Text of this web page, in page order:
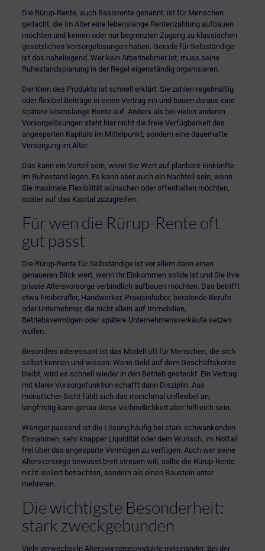
Die Rürup-Rente, auch Basisrente genannt, ist für Menschen
gedacht, die im Alter eine lebenslange Rentenzahlung aufbauen
möchten und keinen oder nur begrenzten Zugang zu klassischen
gesetzlichen Vorsorgelösungen haben. Gerade für Selbständige
ist das naheliegend. Wer kein Arbeitnehmer ist, muss seine
Ruhestandsplanung in der Regel eigenständig organisieren.
Der Kern des Produkts ist schnell erklärt: Sie zahlen regelmäßig
oder flexibel Beiträge in einen Vertrag ein und bauen daraus eine
spätere lebenslange Rente auf. Anders als bei vielen anderen
Vorsorgelösungen steht hier nicht die freie Verfügbarkeit des
angesparten Kapitals im Mittelpunkt, sondern eine dauerhafte
Versorgung im Alter.
Das kann ein Vorteil sein, wenn Sie Wert auf planbare Einkünfte
im Ruhestand legen. Es kann aber auch ein Nachteil sein, wenn
Sie maximale Flexibilität wünschen oder offenhalten möchten,
später auf das Kapital zuzugreifen.
Für wen die Rürup-Rente oft
gut passt
Die Rürup-Rente für Selbständige ist vor allem dann einen
genaueren Blick wert, wenn Ihr Einkommen solide ist und Sie Ihre
private Altersvorsorge verbindlich aufbauen möchten. Das betrifft
etwa Freiberufler, Handwerker, Praxisinhaber, beratende Berufe
oder Unternehmer, die nicht allein auf Immobilien,
Betriebsvermögen oder spätere Unternehmensverkäufe setzen
wollen.
Besonders interessant ist das Modell oft für Menschen, die sich
selbst kennen und wissen: Wenn Geld auf dem Geschäftskonto
bleibt, wird es schnell wieder in den Betrieb gesteckt. Ein Vertrag
mit klarer Vorsorgefunktion schafft dann Disziplin. Aus
monatlicher Sicht fühlt sich das manchmal unflexibel an,
langfristig kann genau diese Verbindlichkeit aber hilfreich sein.
Weniger passend ist die Lösung häufig bei stark schwankenden
Einnahmen, sehr knapper Liquidität oder dem Wunsch, im Notfall
frei über das angesparte Vermögen zu verfügen. Auch wer seine
Altersvorsorge bewusst breit streuen will, sollte die Rürup-Rente
nicht isoliert betrachten, sondern als einen Baustein unter
mehreren.
Die wichtigste Besonderheit:
stark zweckgebunden
Viele verwechseln Altersvorsorgeprodukte miteinander. Bei der